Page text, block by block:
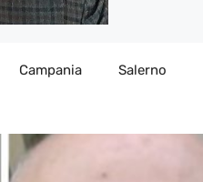
Campania Salerno